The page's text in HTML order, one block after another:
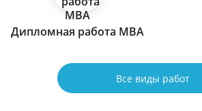
Дипломная работа МВА
Все виды работ